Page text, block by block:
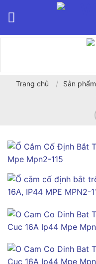
Trang chủ / Sản phẩm